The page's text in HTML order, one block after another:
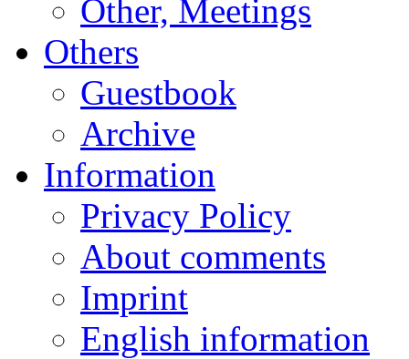
Other, Meetings
Others
Guestbook
Archive
Information
Privacy Policy
About comments
Imprint
English information